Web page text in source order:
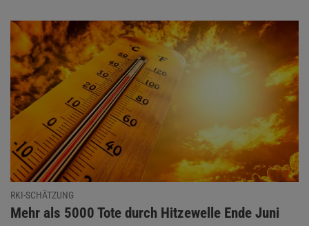
RKI-SCHÄTZUNG
:
Mehr als 5000 Tote durch Hitzewelle Ende Juni